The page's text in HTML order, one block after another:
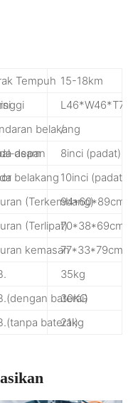
Tempuh 15-18km
belakang
/
asam
depan
8inci (padat)
belakang 10inci (padat)
(Terkembang)
94*60*89cm
(Terlipat)70*38*69cm
kemasan77*33*79cm
35kg
baterai)
30KG
baterai)
21kg